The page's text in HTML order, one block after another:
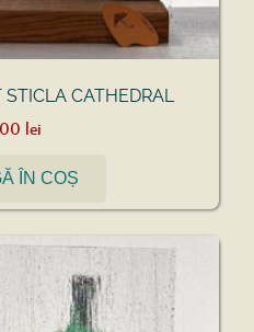
CATHEDRAL
lei
ÎN COȘ